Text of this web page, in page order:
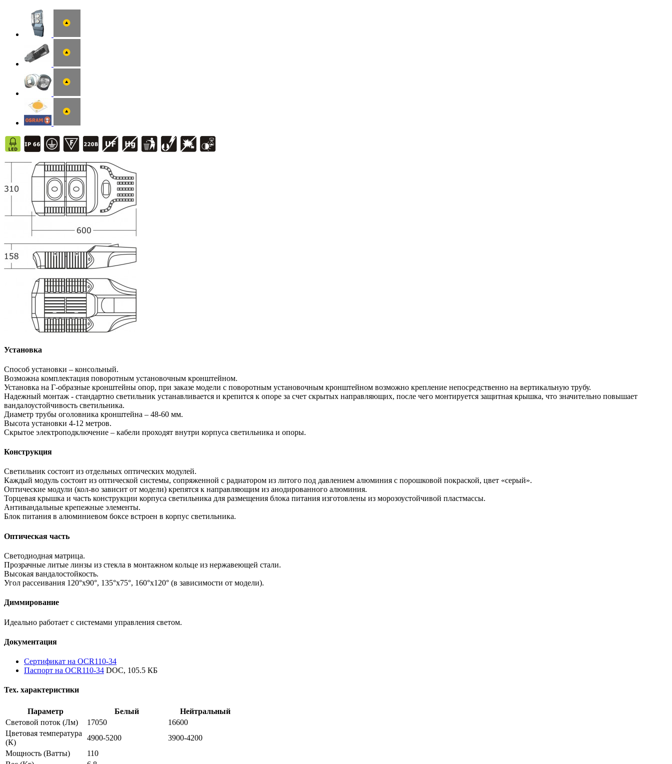
Установка
Способ установки – консольный.
Возможна комплектация поворотным установочным кронштейном.
Установка на Г-образные кронштейны опор, при заказе модели с поворотным установочным кронштейном возможно крепление непосредственно на вертикальную трубу.
Надежный монтаж - стандартно светильник устанавливается и крепится к опоре за счет скрытых направляющих, после чего монтируется защитная крышка, что значительно повышает
вандалоустойчивость светильника.
Диаметр трубы оголовника кронштейна – 48-60 мм.
Высота установки 4-12 метров.
Скрытое электроподключение – кабели проходят внутри корпуса светильника и опоры.
Конструкция
Светильник состоит из отдельных оптических модулей.
Каждый модуль состоит из оптической системы, сопряженной с радиатором из литого под давлением алюминия с порошковой покраской, цвет «серый».
Оптические модули (кол-во зависит от модели) крепятся к направляющим из анодированного алюминия.
Торцевая крышка и часть конструкции корпуса светильника для размещения блока питания изготовлены из морозоустойчивой пластмассы.
Антивандальные крепежные элементы.
Блок питания в алюминиевом боксе встроен в корпус светильника.
Оптическая часть
Светодиодная матрица.
Прозрачные литые линзы из стекла в монтажном кольце из нержавеющей стали.
Высокая вандалостойкость.
Угол рассеивания 120°х90°, 135°х75°, 160°х120° (в зависимости от модели).
Диммирование
Идеально работает с системами управления светом.
Документация
Сертификат на OCR110-34
Паспорт на OCR110-34 DOC, 105.5 КБ
Тех. характеристики
Параметр Белый
Нейтральный
Световой поток (Лм) 17050
16600
Цветовая температура
(К)
4900-5200
3900-4200
Мощность (Ватты)
110